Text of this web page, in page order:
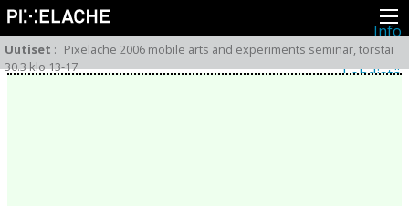
Info
Pikseliähkystä
Viimeisimmät uutiset
Lehdistö
Uutiset : Pixelache 2006 mobile arts and experiments seminar, torstai
30.3 klo 13-17